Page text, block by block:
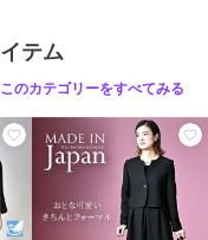
入学式・
ーマル（礼
テム
このカテゴリーをすべてみる